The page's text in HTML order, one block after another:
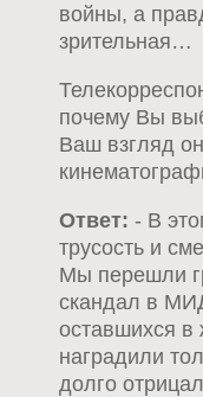
войны, а
зрительная…
почему Вы
Ваш взгляд
Ответ: - В
трусость и
Мы перешли
скандал в
оставшихся в
наградили
долго